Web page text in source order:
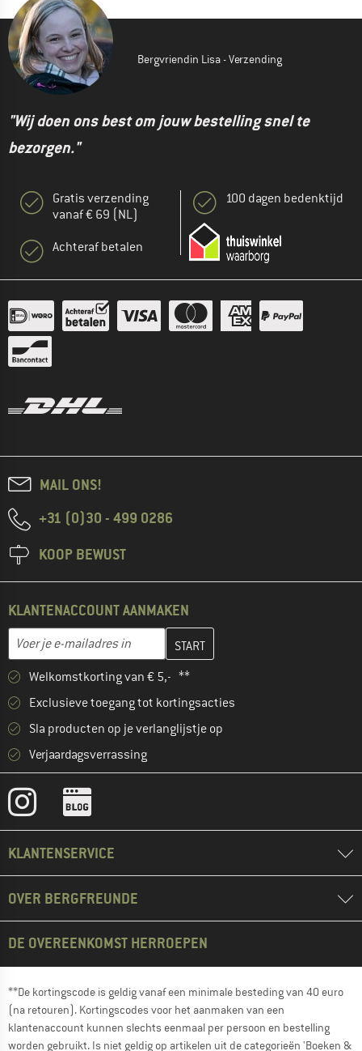
Bergvriendin Lisa - Verzending
"Wij doen ons best om jouw bestelling snel te
bezorgen."
Gratis verzending
vanaf € 69 (NL)
Achteraf betalen
100 dagen bedenktijd
MAIL ONS!
+31 (0)30 - 499 0286
KOOP BEWUST
KLANTENACCOUNT AANMAKEN
E-mailadres
Vul je e-mailadres hier in en maak in de volgende stap je
Welkomstkorting van € 5,- **
Exclusieve toegang tot kortingsacties
Sla producten op je verlanglijstje op
Verjaardagsverrassing
KLANTENSERVICE
OVER BERGFREUNDE
DE OVEREENKOMST HERROEPEN
**De kortingscode is geldig vanaf een minimale besteding van 40 euro
(na retouren). Kortingscodes voor het aanmaken van een
klantenaccount kunnen slechts eenmaal per persoon en bestelling
worden gebruikt. Is niet geldig op artikelen uit de categorieën 'Boeken &